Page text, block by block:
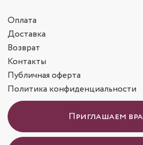
Оплата
Доставка
Возврат
Контакты
Публичная оферта
Политика конфиденциальности
Приглашаем